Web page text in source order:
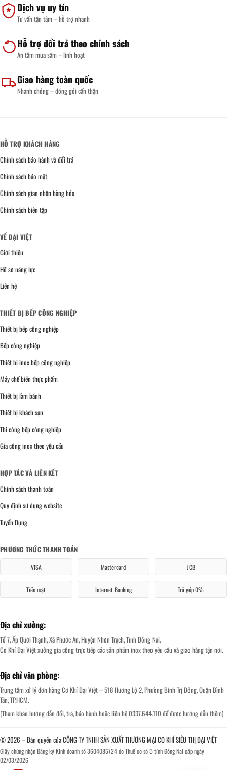
Dịch vụ uy tín
Tư vấn tận tâm – hỗ trợ nhanh
Hỗ trợ đổi trả theo chính sách
An tâm mua sắm – linh hoạt
Giao hàng toàn quốc
Nhanh chóng – đóng gói cẩn thận
HỖ TRỢ KHÁCH HÀNG
Chính sách bảo hành và đổi trả
Chính sách bảo mật
Chính sách giao nhận hàng hóa
Chính sách biên tập
VỀ ĐẠI VIỆT
Giới thiệu
Hồ sơ năng lực
Liên hệ
THIẾT BỊ BẾP CÔNG NGHIỆP
Thiết bị bếp công nghiệp
Bếp công nghiệp
Thiết bị inox bếp công nghiệp
Máy chế biến thực phẩm
Thiết bị làm bánh
Thiết bị khách sạn
Thi công bếp công nghiệp
Gia công inox theo yêu cầu
HỢP TÁC VÀ LIÊN KẾT
Chính sách thanh toán
Quy định sử dụng website
Tuyển Dụng
PHƯƠNG THỨC THANH TOÁN
VISA Mastercard JCB
Tiền mặt Internet Banking Trả góp 0%
Địa chỉ xưởng:
Tổ 7, Ấp Quới Thạnh, Xã Phước An, Huyện Nhơn Trạch, Tỉnh Đồng Nai.
Cơ Khí Đại Việt xưởng gia công trực tiếp các sản phẩm inox theo yêu cầu và giao hàng tận nơi.
Địa chỉ văn phòng:
Trung tâm xử lý đơn hàng Cơ Khí Đại Việt – 518 Hương Lộ 2, Phường Bình Trị Đông, Quận Bình
Tân, TP.HCM.
(Tham khảo hướng dẫn đổi, trả, bảo hành hoặc liên hệ 0337.644.110 để được hướng dẫn thêm)
© 2026 – Bản quyền của CÔNG TY TNHH SẢN XUẤT THƯƠNG MẠI CƠ KHÍ SIÊU THỊ ĐẠI VIỆT
Giấy chứng nhận Đăng ký Kinh doanh số 3604085724 do Thuế cơ sở 5 tỉnh Đồng Nai cấp ngày
02/03/2026